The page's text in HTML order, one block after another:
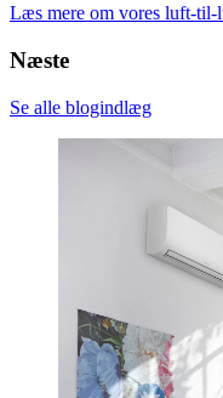
Læs mere om vores luft-til-
Næste
Se alle blogindlæg